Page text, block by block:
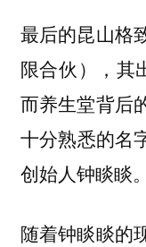
最后的昆山格
限合伙），其
而养生堂背后
十分熟悉的名
创始人钟睒睒。
随着钟睒睒的